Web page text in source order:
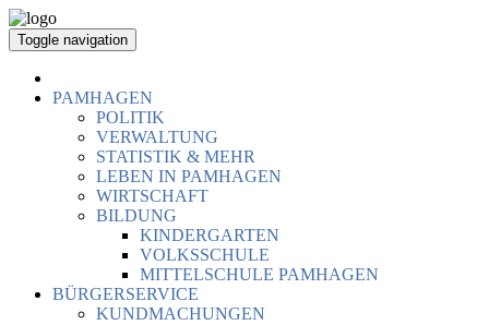
Toggle navigation
PAMHAGEN
POLITIK
VERWALTUNG
STATISTIK & MEHR
LEBEN IN PAMHAGEN
WIRTSCHAFT
BILDUNG
KINDERGARTEN
VOLKSSCHULE
MITTELSCHULE PAMHAGEN
BÜRGERSERVICE
KUNDMACHUNGEN